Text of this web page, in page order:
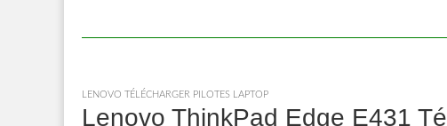
LENOVO TÉLÉCHARGER PILOTES LAPTOP
Lenovo ThinkPad Edge E431